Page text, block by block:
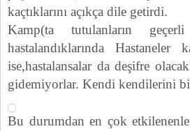
kaçtıklarını açıkça dile getirdi.
Kamp(ta tutulanların
hastalandıklarında
ise,hastalansalar da deşifre
gidemiyorlar. Kendi kendilerini
Bu durumdan en çok